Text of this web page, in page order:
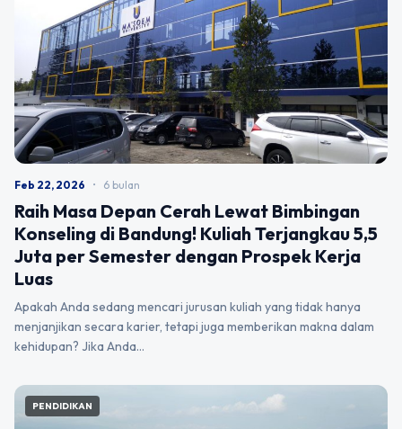
Feb 22, 2026 • 6 bulan
Raih Masa Depan Cerah Lewat Bimbingan
Konseling di Bandung! Kuliah Terjangkau 5,5
Juta per Semester dengan Prospek Kerja
Luas
Apakah Anda sedang mencari jurusan kuliah yang tidak hanya
menjanjikan secara karier, tetapi juga memberikan makna dalam
kehidupan? Jika Anda…
PENDIDIKAN